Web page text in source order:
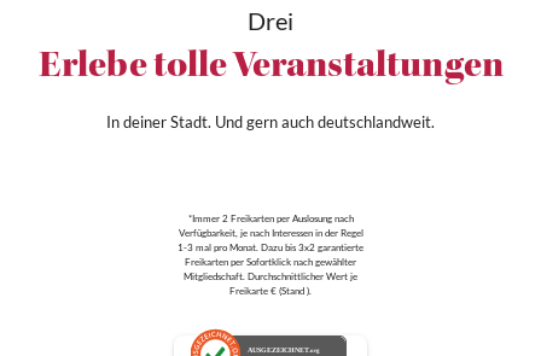
Drei
Erlebe tolle Veranstaltungen
In deiner Stadt. Und gern auch deutschlandweit.
*Immer 2 Freikarten per Auslosung nach
Verfügbarkeit, je nach Interessen in der Regel
1-3 mal pro Monat. Dazu bis 3x2 garantierte
Freikarten per Sofortklick nach gewählter
Mitgliedschaft. Durchschnittlicher Wert je
Freikarte € (Stand ).
AUSGEZEICHNET.org